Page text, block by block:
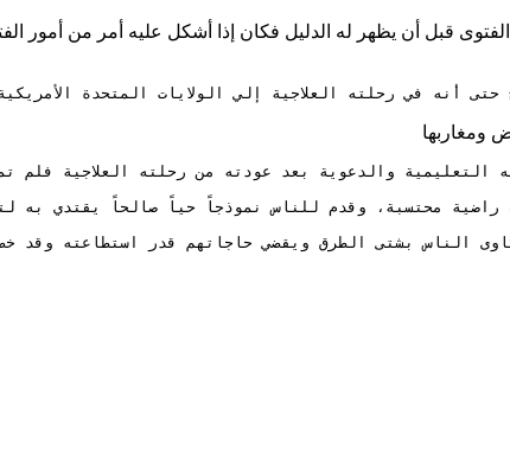
قبل أن يظهر له الدليل فكان إذا أشكل عليه أمر من أمور
أنه في رحلته العلاجية إلي الولايات المتحدة
ومغاربها
الناس بشتى الطرق ويقضي حاجاتهم قدر استطاعته